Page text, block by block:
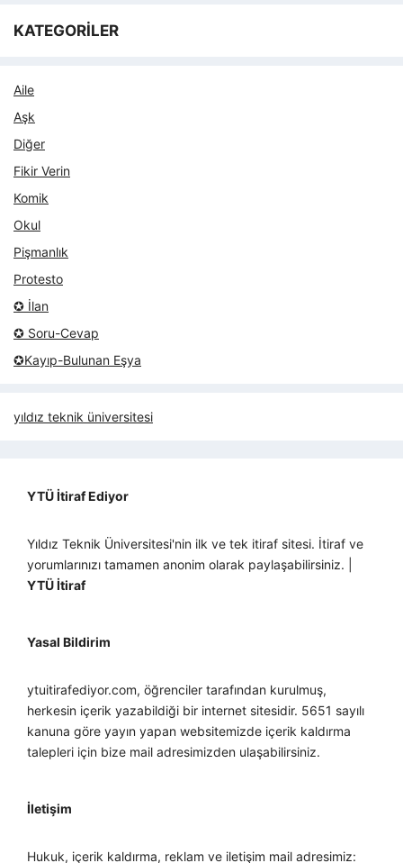
KATEGORİLER
Aile
Aşk
Diğer
Fikir Verin
Komik
Okul
Pişmanlık
Protesto
✪ İlan
✪ Soru-Cevap
✪Kayıp-Bulunan Eşya
yıldız teknik üniversitesi
YTÜ İtiraf Ediyor
Yıldız Teknik Üniversitesi'nin ilk ve tek itiraf sitesi. İtiraf ve
yorumlarınızı tamamen anonim olarak paylaşabilirsiniz. |
YTÜ İtiraf
Yasal Bildirim
ytuitirafediyor.com, öğrenciler tarafından kurulmuş,
herkesin içerik yazabildiği bir internet sitesidir. 5651 sayılı
kanuna göre yayın yapan websitemizde içerik kaldırma
talepleri için bize mail adresimizden ulaşabilirsiniz.
İletişim
Hukuk, içerik kaldırma, reklam ve iletişim mail adresimiz: